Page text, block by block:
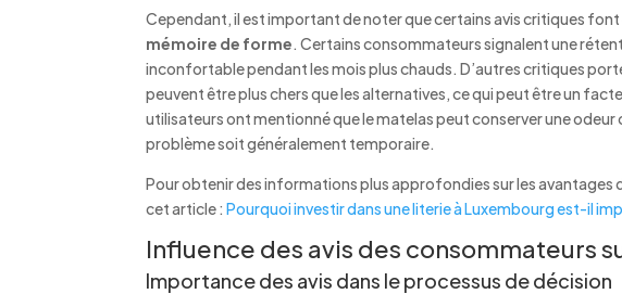
Cependant, il est important de noter que certains avis critiques
mémoire de forme. Certains consommateurs signalent une
inconfortable pendant les mois plus chauds. D’autres critiques
peuvent être plus chers que les alternatives, ce qui peut être un
utilisateurs ont mentionné que le matelas peut conserver une
problème soit généralement temporaire.
Pour obtenir des informations plus approfondies sur les avantages
cet article :Pourquoi investir dans une literie à Luxembourg est-il
Influence des avis des consommateurs
Importance des avis dans le processus de décision